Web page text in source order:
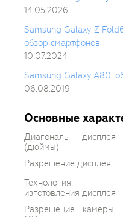
14.05.2026
Samsung Galaxy Z
обзор смартфонов
10.07.2024
Samsung Galaxy A80:
06.08.2019
Основные
Диагональ дисплея
(дюймы)
Разрешение дисплея
Технология
изготовления дисплея
Разрешение камеры,